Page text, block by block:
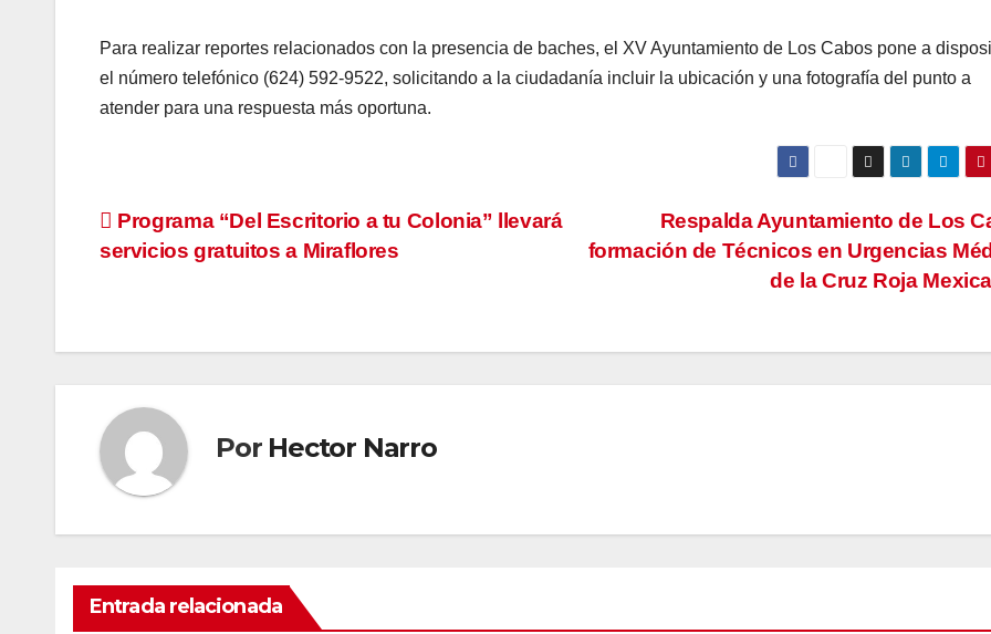
Para realizar reportes relacionados con la presencia de baches, el XV Ayuntamiento de Los Cabos pone a
el número telefónico (624) 592-9522, solicitando a la ciudadanía incluir la ubicación y una fotografía del punto a
atender para una respuesta más oportuna.
Navegación
Respalda Ayuntamiento de Los
formación de Técnicos en Urgencias
de la Cruz Roja
Programa “Del Escritorio a tu Colonia” llevará
servicios gratuitos a Miraflores
Por Hector Narro
Entrada relacionada